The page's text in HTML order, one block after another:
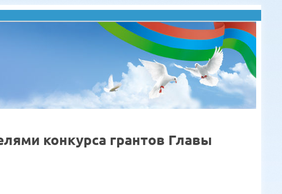
конкурса грантов Главы